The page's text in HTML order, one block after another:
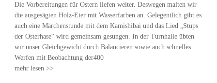
Die Vorbereitungen für Ostern liefen weiter. Deswegen malten wir
die ausgesägten Holz-Eier mit Wasserfarben an. Gelegentlich gibt es
auch eine Märchenstunde mit dem Kamishibai und das Lied „Stups
der Osterhase“ wird gemeinsam gesungen. In der Turnhalle übten
wir unser Gleichgewicht durch Balancieren sowie auch schnelles
Werfen mit Beobachtung der400
mehr lesen >>